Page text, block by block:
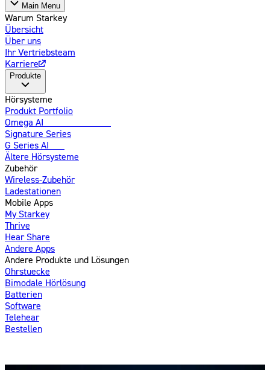
Main Menu
Warum Starkey
Übersicht
Über uns
Ihr Vertriebsteam
Karriere
Produkte
Hörsysteme
Produkt Portfolio
Omega AI
Signature Series
G Series AI
Ältere Hörsysteme
Zubehör
Wireless-Zubehör
Ladestationen
Mobile Apps
My Starkey
Thrive
Hear Share
Andere Apps
Andere Produkte und Lösungen
Ohrstuecke
Bimodale Hörlösung
Batterien
Software
Telehear
Bestellen